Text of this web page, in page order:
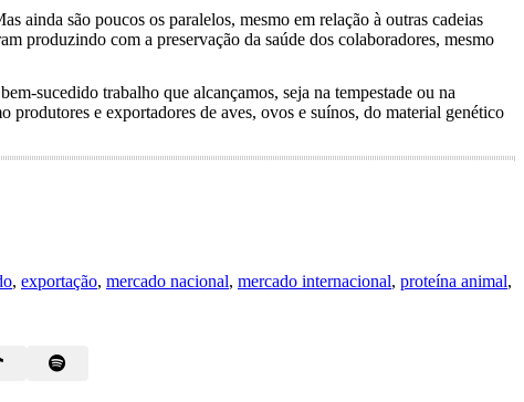
ainda são poucos os paralelos, mesmo em relação à outras cadeias
produzindo com a preservação da saúde dos colaboradores, mesmo
sucedido trabalho que alcançamos, seja na tempestade ou na
e exportadores de aves, ovos e suínos, do material genético
, exportação, mercado nacional, mercado internacional, proteína animal,